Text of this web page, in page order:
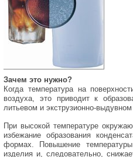
Зачем это нужно?
Когда температура на
воздуха, это приводит к
литьевом и экструзионно-
При высокой температуре
избежание образования
формах. Повышение
изделия и, следовательно,